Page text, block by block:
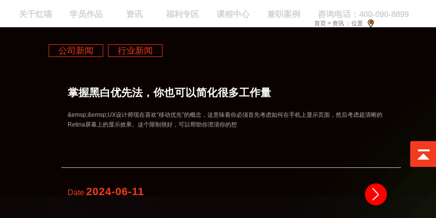
关于红喵 学员作品 资讯 福利专区 课程中心 兼职案例 咨询电话：400-090-8899
首页 > 资讯 ：位置
公司新闻 行业新闻
掌握黑白优先法，你也可以简化很多工作量
&emsp;&emsp;UX设计师现在喜欢“移动优先”的概念，这意味着你必须首先考虑如何在手机上显示页面，然后考虑超清晰的
Retina屏幕上的显示效果。这个限制很好，可以帮助你澄清你的想
Date2024-06-11